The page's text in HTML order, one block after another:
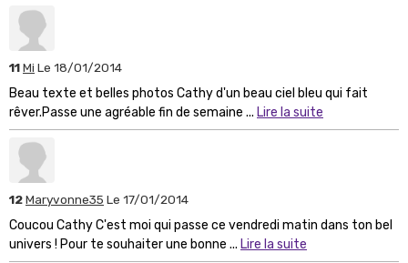
11Mi Le 18/01/2014
Beau texte et belles photos Cathy d'un beau ciel bleu qui fait
rêver.Passe une agréable fin de semaine ... Lire la suite
12Maryvonne35 Le 17/01/2014
Coucou Cathy C'est moi qui passe ce vendredi matin dans ton bel
univers ! Pour te souhaiter une bonne ... Lire la suite